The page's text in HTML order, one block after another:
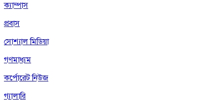
ক্যাম্পাস
প্রবাস
সোশ্যাল মিডিয়া
গণমাধ্যম
কর্পোরেট নিউজ
গ্যালারি